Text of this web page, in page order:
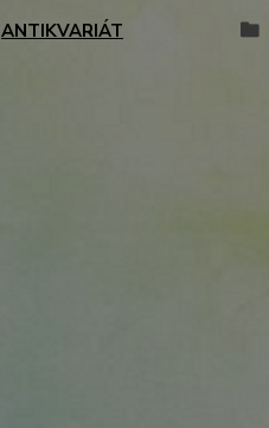
ANTIKVARIÁT